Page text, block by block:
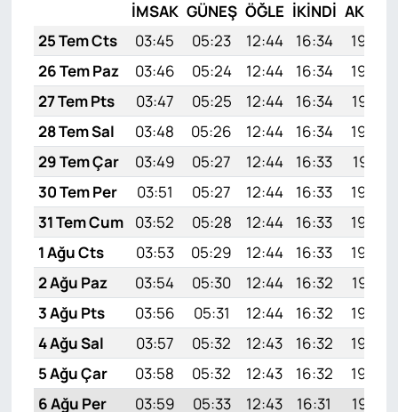
İMSAK GÜNEŞ ÖĞLE İKINDI AKŞAM
25 Tem Cts
03:45 05:23 12:44 16:34
19:54
26 Tem Paz
03:46 05:24 12:44 16:34
19:54
27 Tem Pts
03:47 05:25 12:44 16:34
19:53
28 Tem Sal
03:48 05:26 12:44 16:34
19:52
29 Tem Çar
03:49 05:27 12:44 16:33
19:51
30 Tem Per
03:51 05:27 12:44 16:33
19:50
31 Tem Cum
03:52 05:28 12:44 16:33
19:49
1 Ağu Cts
03:53 05:29 12:44 16:33
19:48
2 Ağu Paz
03:54 05:30 12:44 16:32
19:47
3 Ağu Pts
03:56 05:31 12:44 16:32
19:46
4 Ağu Sal
03:57 05:32 12:43 16:32
19:45
5 Ağu Çar
03:58 05:32 12:43 16:32
19:44
6 Ağu Per
03:59 05:33 12:43 16:31
19:43